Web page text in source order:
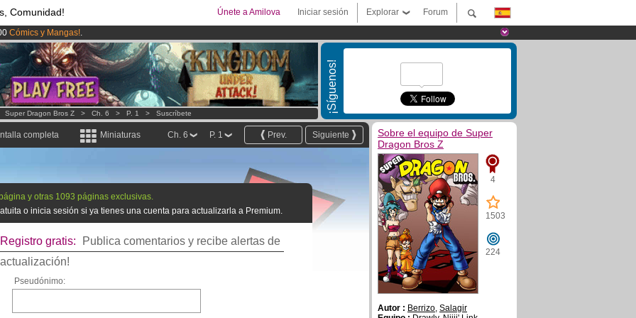
Comunidad! Forum
Explorar
Iniciar sesión
Únete a Amilova
Cómics y Mangas!.
lanzado!.
al mes!Hazte Premium ya
¡Síguenos!
Super Dragon Bros Z > Ch. 6 > P. 1 > Suscríbete
completa Miniaturas Siguiente
Prev.
P. 1
Ch. 6
y otras 1093 páginas exclusivas.
o inicia sesión si ya tienes una cuenta para actualizarla a Premium.
Registro gratis:
Publica comentarios y recibe alertas de
actualización!
Pseudónimo:
Sobre el equipo de Super
Dragon Bros Z
4
1503
224
Autor : Berrizo, Salagir